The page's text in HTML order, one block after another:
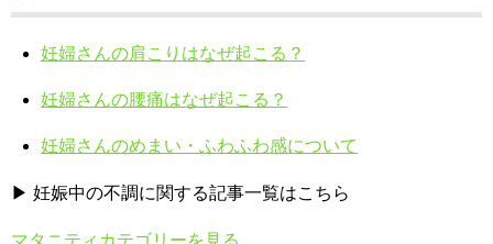
妊婦さんの肩こりはなぜ起こる？
妊婦さんの腰痛はなぜ起こる？
妊婦さんのめまい・ふわふわ感について
▶ 妊娠中の不調に関する記事一覧はこちら
マタニティカテゴリーを見る